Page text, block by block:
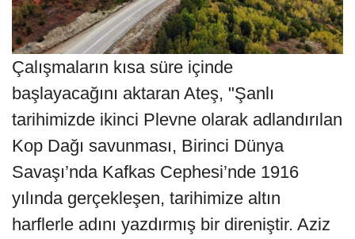
Çalışmaların kısa süre içinde
başlayacağını aktaran Ateş, "Şanlı
tarihimizde ikinci Plevne olarak adlandırılan
Kop Dağı savunması, Birinci Dünya
Savaşı’nda Kafkas Cephesi’nde 1916
yılında gerçekleşen, tarihimize altın
harflerle adını yazdırmış bir direniştir. Aziz